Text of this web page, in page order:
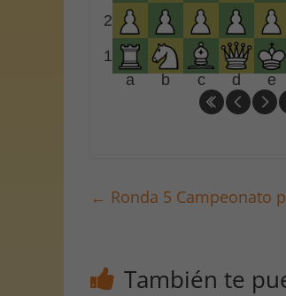
1
2
a b c d e
← Ronda 5 Campeonato
También te